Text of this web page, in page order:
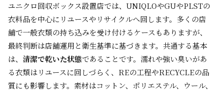
ユニクロ回収ボックス設置店では、UNIQLOやGUやPLSTの
衣料品を中心にリユースやリサイクルへ回します。多くの店
舗で一般衣類の持ち込みを受け付けるケースもありますが、
最終判断は店舗運用と衛生基準に基づきます。共通する基本
は、 清潔で乾いた状態であることです。濡れや強い臭いがあ
る衣類はリユースに回しづらく、REの工程やRECYCLEの品
質にも影響します。素材はコットン、ポリエステル、ウール、